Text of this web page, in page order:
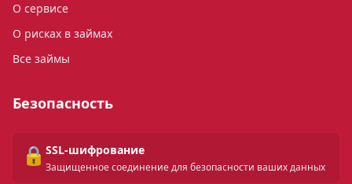
О сервисе
О рисках в займах
Все займы
Безопасность
🔒 SSL-шифрование
Защищенное соединение для безопасности ваших данных